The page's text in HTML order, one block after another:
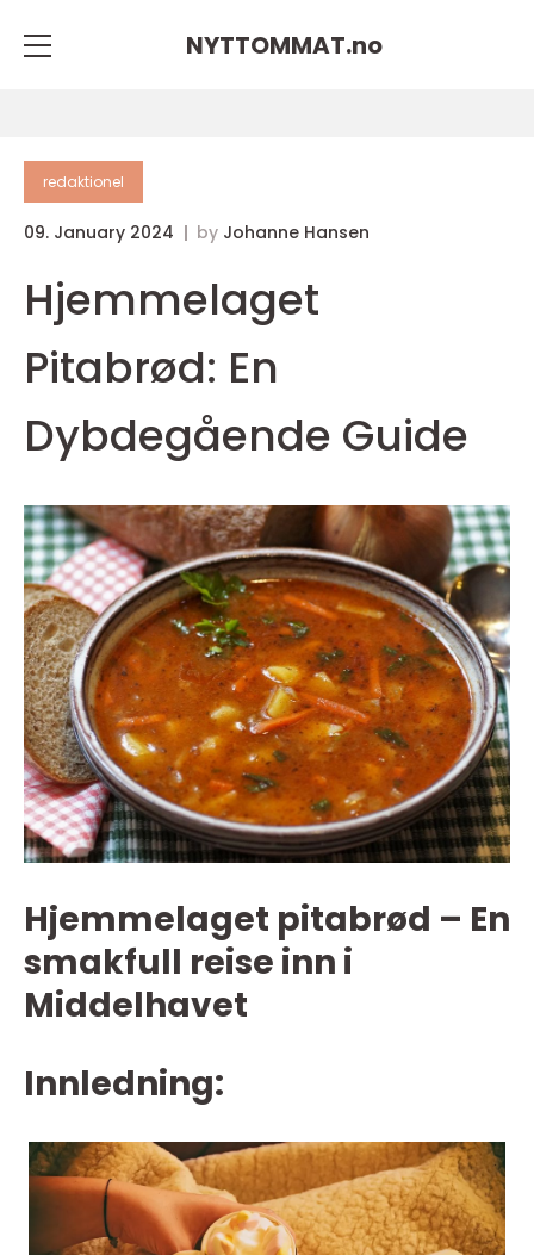
NYTTOMMAT.no
redaktionel
09. January 2024 by Johanne Hansen
Hjemmelaget
Pitabrød: En
Dybdegående Guide
Hjemmelaget pitabrød – En
smakfull reise inn i
Middelhavet
Innledning: